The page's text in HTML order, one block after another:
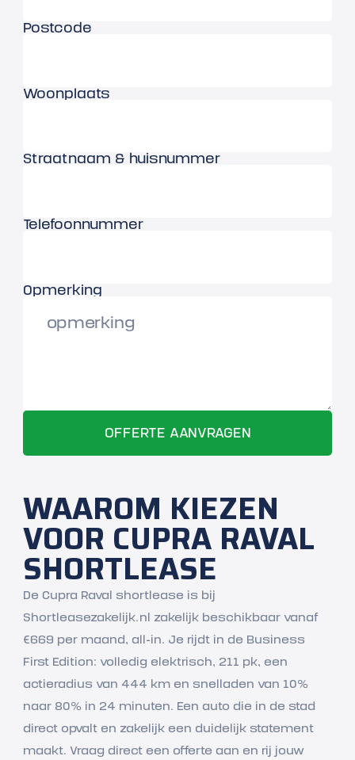
Postcode
Woonplaats
Straatnaam & huisnummer
Telefoonnummer
Opmerking
WAAROM KIEZEN
VOOR CUPRA RAVAL
SHORTLEASE
De Cupra Raval shortlease is bij
Shortleasezakelijk.nl zakelijk beschikbaar vanaf
€669 per maand, all-in. Je rijdt in de Business
First Edition: volledig elektrisch, 211 pk, een
actieradius van 444 km en snelladen van 10%
naar 80% in 24 minuten. Een auto die in de stad
direct opvalt en zakelijk een duidelijk statement
maakt. Vraag direct een offerte aan en rij jouw